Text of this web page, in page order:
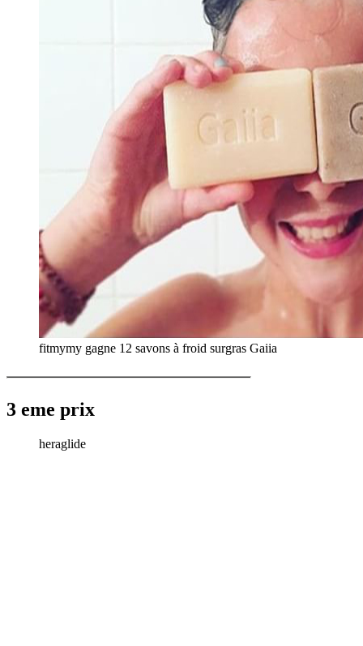
fitmymy gagne 12 savons à froid surgras Gaiia
3 eme prix
heraglide